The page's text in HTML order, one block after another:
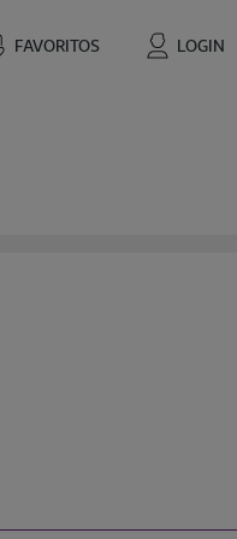
FAVORITOS LOGIN